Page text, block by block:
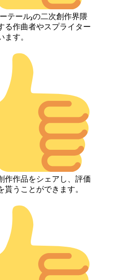
ーテール」の二次創作界隈
る作曲者やスプライター
ます。
作作品をシェアし、評価
貰うことができます。